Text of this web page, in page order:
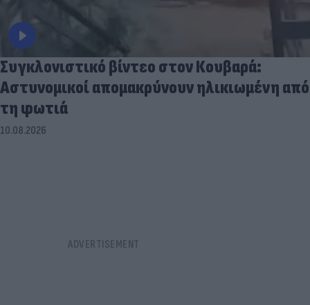
Συγκλονιστικό βίντεο στον Κουβαρά:
Αστυνομικοί απομακρύνουν ηλικιωμένη από
τη φωτιά
10.08.2026